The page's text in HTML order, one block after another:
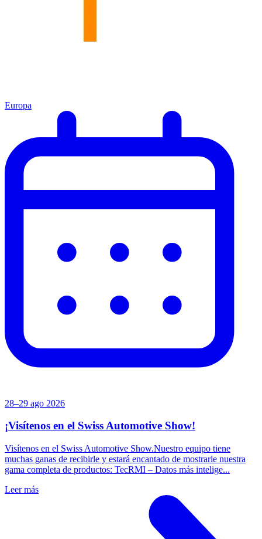
Europa
28–29 ago 2026
¡Visítenos en el Swiss Automotive Show!
Visítenos en el Swiss Automotive Show.Nuestro equipo tiene
muchas ganas de recibirle y estará encantado de mostrarle nuestra
gama completa de productos: TecRMI – Datos más intelige...
Leer más